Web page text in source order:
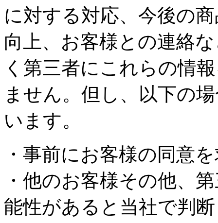
に対する対応、今後の
向上、お客様との連絡
く第三者にこれらの情
ません。但し、以下の
います。
・事前にお客様の同意
・他のお客様その他、
能性があると当社で判